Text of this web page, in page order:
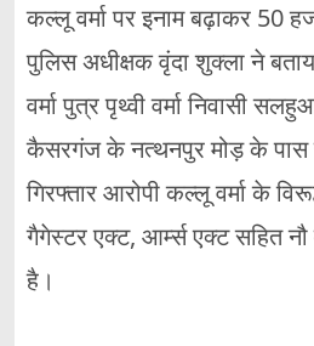
कल्लू वर्मा पर इनाम बढ़ाकर 50
पुलिस अधीक्षक वृंदा शुक्ला ने
वर्मा पुत्र पृथ्वी वर्मा निवासी
कैसरगंज के नत्थनपुर मोड़ के पास
गिरफ्तार आरोपी कल्लू वर्मा के
गैगेस्टर एक्ट, आर्म्स एक्ट सहित
है।